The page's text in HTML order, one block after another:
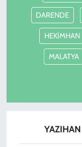
DARENDE
HEKİMHAN
MALATYA